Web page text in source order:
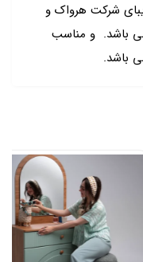
شرکت هرواک و
باشد. و مناسب
باشد.